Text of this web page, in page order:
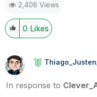
2,408 Views
0 Likes
Thiago_Justen_
In response to